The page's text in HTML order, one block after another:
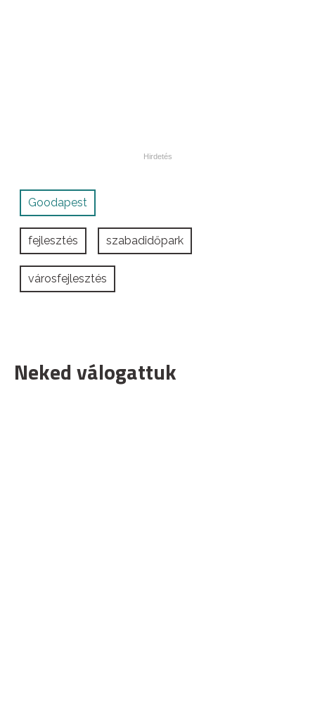
Goodapest
fejlesztés szabadidőpark
városfejlesztés
Neked válogattuk